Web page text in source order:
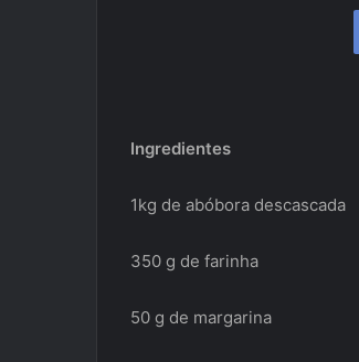
Ingredientes
1kg de abóbora descascada
350 g de farinha
50 g de margarina